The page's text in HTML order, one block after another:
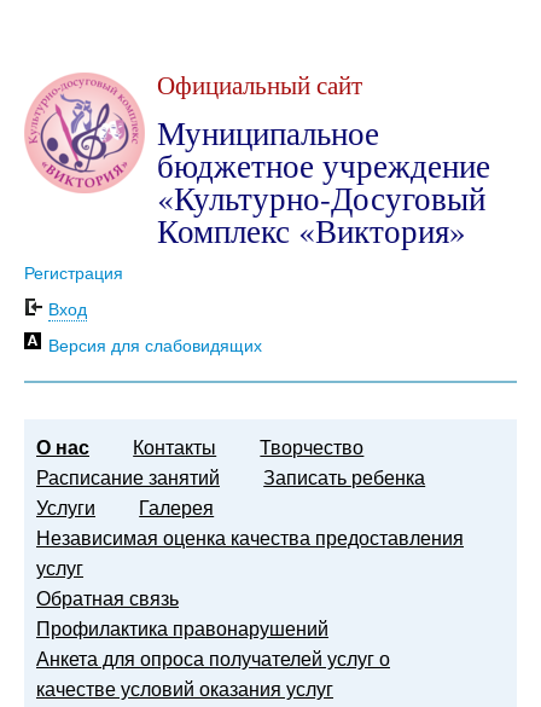
Официальный сайт
Муниципальное
бюджетное учреждение
«Культурно-Досуговый
Комплекс «Виктория»
Регистрация
Вход
Версия для слабовидящих
О нас Контакты
Творчество
Расписание занятий
Записать ребенка
Услуги
Галерея
Независимая оценка качества предоставления
услуг
Обратная связь
Профилактика правонарушений
Анкета для опроса получателей услуг о
качестве условий оказания услуг